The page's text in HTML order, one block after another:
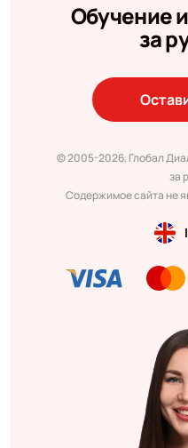
Обучение
за
© 2005-2026, Глобал
за
Содержимое сайта не